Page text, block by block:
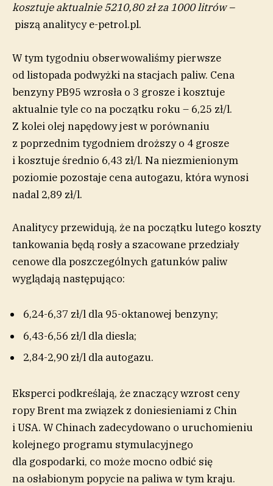
kosztuje aktualnie 5210,80 zł za 1000 litrów –
piszą analitycy e-petrol.pl.
W tym tygodniu obserwowaliśmy pierwsze
od listopada podwyżki na stacjach paliw. Cena
benzyny PB95 wzrosła o 3 grosze i kosztuje
aktualnie tyle co na początku roku – 6,25 zł/l.
Z kolei olej napędowy jest w porównaniu
z poprzednim tygodniem droższy o 4 grosze
i kosztuje średnio 6,43 zł/l. Na niezmienionym
poziomie pozostaje cena autogazu, która wynosi
nadal 2,89 zł/l.
Analitycy przewidują, że na początku lutego koszty
tankowania będą rosły a szacowane przedziały
cenowe dla poszczególnych gatunków paliw
wyglądają następująco:
6,24-6,37 zł/l dla 95-oktanowej benzyny;
6,43-6,56 zł/l dla diesla;
2,84-2,90 zł/l dla autogazu.
Eksperci podkreślają, że znaczący wzrost ceny
ropy Brent ma związek z doniesieniami z Chin
i USA. W Chinach zadecydowano o uruchomieniu
kolejnego programu stymulacyjnego
dla gospodarki, co może mocno odbić się
na osłabionym popycie na paliwa w tym kraju.